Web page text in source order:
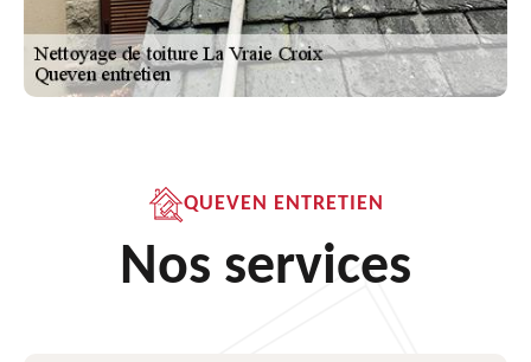
QUEVEN ENTRETIEN
Nos services